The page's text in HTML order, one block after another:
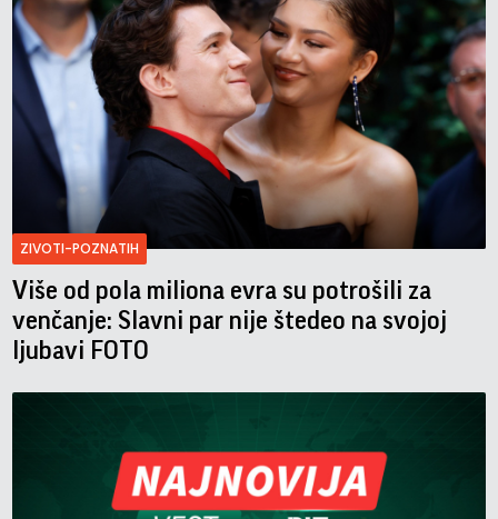
ZIVOTI-POZNATIH
Više od pola miliona evra su potrošili za
venčanje: Slavni par nije štedeo na svojoj
ljubavi FOTO